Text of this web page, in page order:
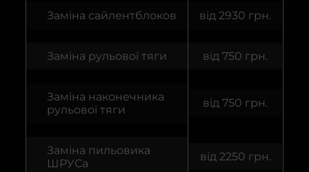
Заміна сайлентблоков від 2930 грн.
Заміна рульової тяги від 750 грн.
Заміна наконечника
рульової тяги
від 750 грн.
Заміна пильовика
ШРУСа
від 2250 грн.